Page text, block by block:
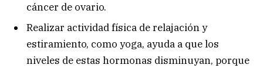
cáncer de ovario.
Realizar actividad física de relajación y
estiramiento, como yoga, ayuda a que los
niveles de estas hormonas disminuyan, porque